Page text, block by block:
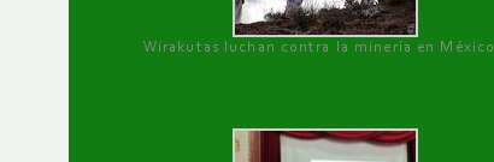
Wirakutas luchan contra la minería en México